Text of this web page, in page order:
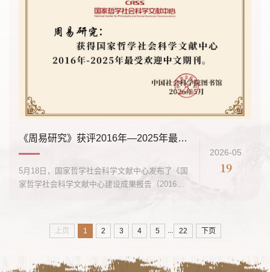
同探讨后新儒学视野下经典阐释的当代意义。发
教授董春主持...
《周易研究》获评2016年—2025年最受欢迎中文期刊和2025年度哲学最受欢迎期刊
5月18日，国家哲学社会科学文献中心发布了《国
家哲学社会科学文献中心建设成果报告（2016—
评“国家哲学社会科学文献中心2016年—2025年最
受欢迎中文期刊”与“国家哲学社会科学文献中心
刊的关注和使用情况，国家哲学社会科学文献中
2026-05
19
上页 1 2 3 4 5 ... 22 下页